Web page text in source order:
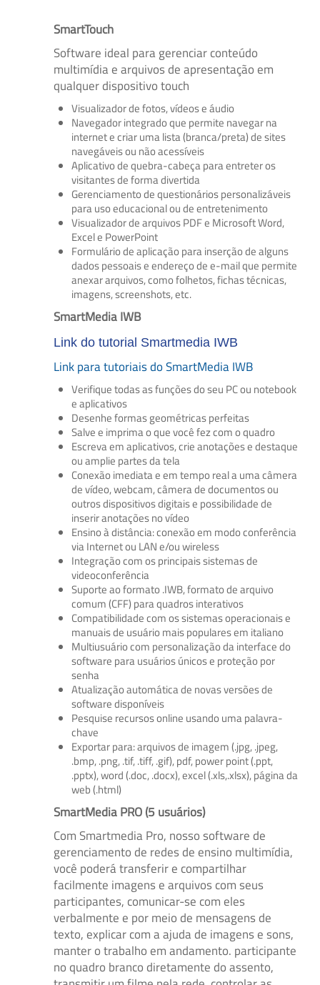
SmartTouch
Software ideal para gerenciar conteúdo
multimídia e arquivos de apresentação em
qualquer dispositivo touch
Visualizador de fotos, vídeos e áudio
Navegador integrado que permite navegar na
internet e criar uma lista (branca/preta) de sites
navegáveis ​​ou não acessíveis
Aplicativo de quebra-cabeça para entreter os
visitantes de forma divertida
Gerenciamento de questionários personalizáveis ​​
para uso educacional ou de entretenimento
Visualizador de arquivos PDF e Microsoft Word,
Excel e PowerPoint
Formulário de aplicação para inserção de alguns
dados pessoais e endereço de e-mail que permite
anexar arquivos, como folhetos, fichas técnicas,
imagens, screenshots, etc.
SmartMedia IWB
Link do tutorial Smartmedia IWB
Link para tutoriais do SmartMedia IWB
Verifique todas as funções do seu PC ou notebook
e aplicativos
Desenhe formas geométricas perfeitas
Salve e imprima o que você fez com o quadro
Escreva em aplicativos, crie anotações e destaque
ou amplie partes da tela
Conexão imediata e em tempo real a uma câmera
de vídeo, webcam, câmera de documentos ou
outros dispositivos digitais e possibilidade de
inserir anotações no vídeo
Ensino à distância: conexão em modo conferência
via Internet ou LAN e/ou wireless
Integração com os principais sistemas de
videoconferência
Suporte ao formato .IWB, formato de arquivo
comum (CFF) para quadros interativos
Compatibilidade com os sistemas operacionais e
manuais de usuário mais populares em italiano
Multiusuário com personalização da interface do
software para usuários únicos e proteção por
senha
Atualização automática de novas versões de
software disponíveis
Pesquise recursos online usando uma palavra-
chave
Exportar para: arquivos de imagem (.jpg, .jpeg,
.bmp, .png, .tif, .tiff, .gif), pdf, power point (.ppt,
.pptx), word (.doc, .docx), excel (.xls,.xlsx), página da
web (.html)
SmartMedia PRO (5 usuários)
Com Smartmedia Pro, nosso software de
gerenciamento de redes de ensino multimídia,
você poderá transferir e compartilhar
facilmente imagens e arquivos com seus
participantes, comunicar-se com eles
verbalmente e por meio de mensagens de
texto, explicar com a ajuda de imagens e sons,
manter o trabalho em andamento. participante
no quadro branco diretamente do assento,